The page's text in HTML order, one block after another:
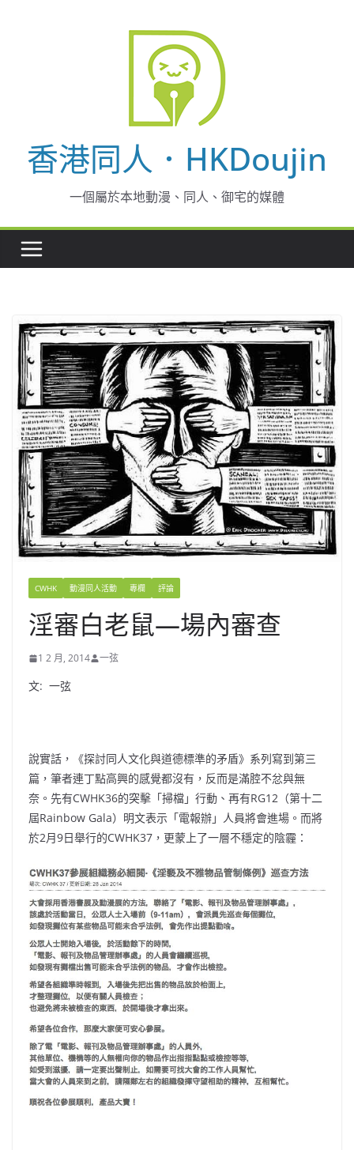
香港同人．HKDoujin
一個屬於本地動漫、同人、御宅的媒體
CWHK 動漫同人活動 專欄 評論
淫審白老鼠—場內審查
1 2 月, 2014 一弦
文: 一弦
說實話，《探討同人文化與道德標準的矛盾》系列寫到第三
篇，筆者連丁點高興的感覺都沒有，反而是滿腔不忿與無
奈。先有CWHK36的突擊「掃檔」行動、再有RG12（第十二
屆Rainbow Gala）明文表示「電報辦」人員將會進場。而將
於2月9日舉行的CWHK37，更蒙上了一層不穩定的陰霾：